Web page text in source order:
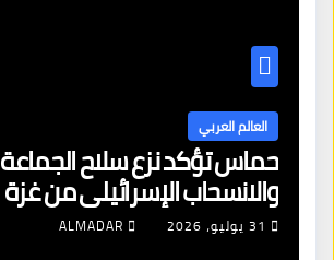
العالم العربي
حماس تؤكد نزع سلاح الجماعة
والانسحاب الإسرائيلي من غزة
31 يوليو، 2026 ALMADAR